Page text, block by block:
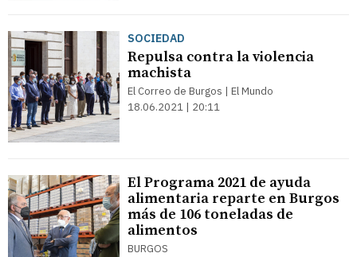
SOCIEDAD
Repulsa contra la violencia
machista
El Correo de Burgos | El Mundo
18.06.2021 | 20:11
El Programa 2021 de ayuda
alimentaria reparte en Burgos
más de 106 toneladas de
alimentos
BURGOS